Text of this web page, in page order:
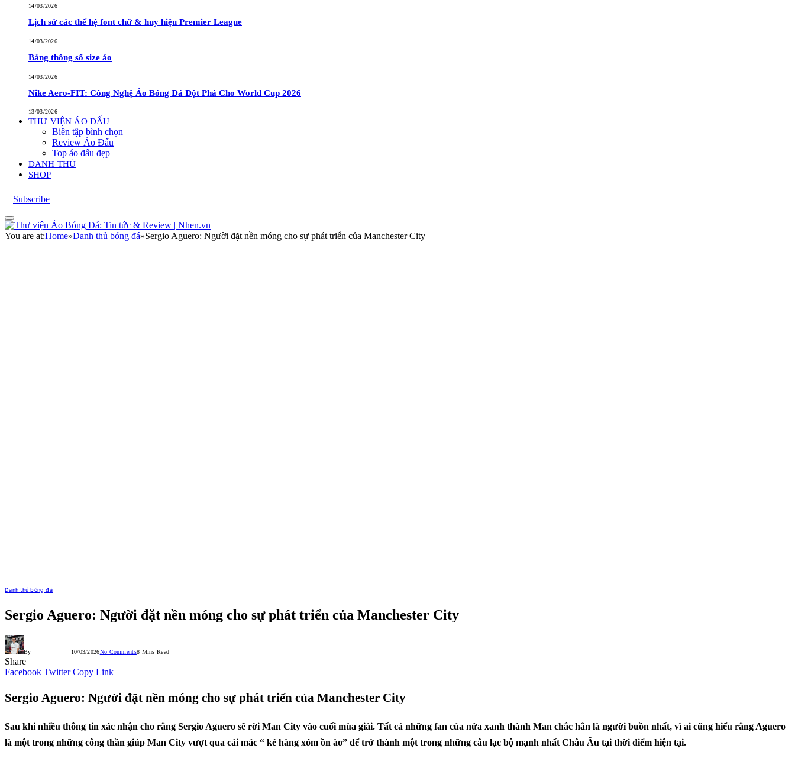
14/03/2026
Lịch sử các thế hệ font chữ & huy hiệu Premier League
14/03/2026
Bảng thông số size áo
14/03/2026
Nike Aero-FIT: Công Nghệ Áo Bóng Đá Đột Phá Cho World Cup 2026
13/03/2026
THƯ VIỆN ÁO ĐẤU
Biên tập bình chọn
Review Áo Đấu
Top áo đấu đẹp
DANH THỦ
SHOP
Subscribe
You are at:Home»Danh thủ bóng đá»Sergio Aguero: Người đặt nền móng cho sự phát triển của Manchester City
Danh thủ bóng đá
Sergio Aguero: Người đặt nền móng cho sự phát triển của Manchester City
By 10/03/2026No Comments8 Mins Read
Share
Facebook Twitter Copy Link
Sergio Aguero: Người đặt nền móng cho sự phát triển của Manchester City
Sau khi nhiều thông tin xác nhận cho rằng Sergio Aguero sẽ rời Man City vào cuối mùa giải. Tất cả những fan của nửa xanh thành Man chắc hẳn là người buồn nhất, vì ai cũng hiểu rằng Aguero
là một trong những công thần giúp Man City vượt qua cái mác “ kẻ hàng xóm ồn ào” để trở thành một trong những câu lạc bộ mạnh nhất Châu Âu tại thời điểm hiện tại.